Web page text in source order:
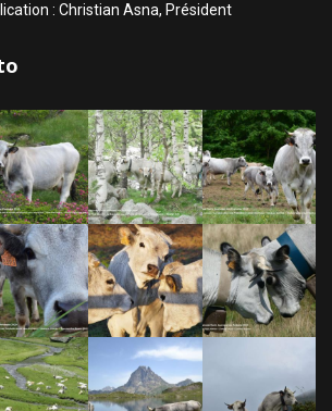
: Christian Asna, Président